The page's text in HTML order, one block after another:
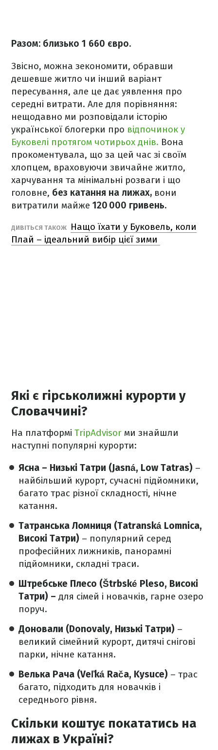
Разом: близько 1 660 євро.
Звісно, можна зекономити, обравши
дешевше житло чи інший варіант
пересування, але це дає уявлення про
середні витрати. Але для порівняння:
нещодавно ми розповідали історію
української блогерки про відпочинок у
Буковелі протягом чотирьох днів. Вона
прокоментувала, що за цей час зі своїм
хлопцем, враховуючи звичайне житло,
харчування та мінімальні розваги і що
головне, без катання на лижах, вони
витратили майже 120 000 гривень.
ДИВІТЬСЯ ТАКОЖ
Нащо їхати у Буковель, коли
Плай – ідеальний вибір цієї зими
Які є гірськолижні курорти у
Словаччині?
На платформі TripAdvisor ми знайшли
наступні популярні курорти:
Ясна – Низькі Татри (Jasná, Low Tatras) –
найбільший курорт, сучасні підйомники,
багато трас різної складності, нічне
катання.
Татранська Ломниця (Tatranská Lomnica,
Високі Татри) – популярний серед
професійних лижників, панорамні
підйомники, складні траси.
Штребське Плесо (Štrbské Pleso, Високі
Татри) – для сімей і новачків, гарне озеро
поруч.
Доновали (Donovaly, Низькі Татри) –
великий сімейний курорт, дитячі снігові
парки, нічне катання.
Велька Рача (Veľká Rača, Kysuce) – трас
багато, підходить для новачків і
середнього рівня.
Cкільки коштує покататись на
лижах в Україні?